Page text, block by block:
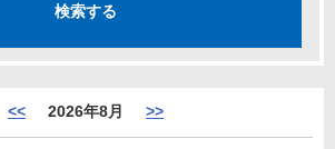
<< 2026年8月 >>